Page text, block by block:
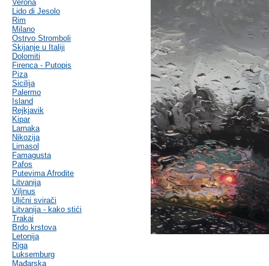
Verona
Lido di Jesolo
Rim
Milano
Ostrvo Stromboli
Skijanje u Italiji
Dolomiti
Firenca - Putopis
Piza
Sicilija
Palermo
Island
Rejkjavik
Kipar
Larnaka
Nikozija
Limasol
Famagusta
Pafos
Putevima Afrodite
Litvanija
Viljnus
Ulični svirači
Litvanija - kako stići
Trakai
Brdo krstova
Letonija
Riga
Luksemburg
Mađarska